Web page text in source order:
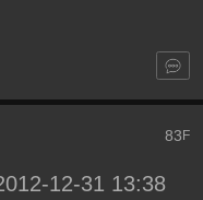
83F
12-31 13:38